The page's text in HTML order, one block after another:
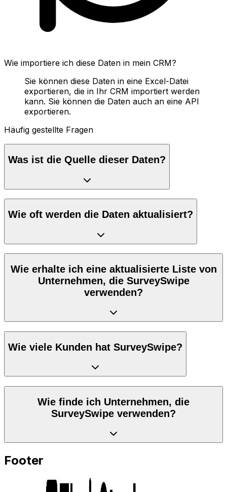
Wie importiere ich diese Daten in mein CRM?
Sie können diese Daten in eine Excel-Datei
exportieren, die in Ihr CRM importiert werden
kann. Sie können die Daten auch an eine API
exportieren.
Häufig gestellte Fragen
Was ist die Quelle dieser Daten?
Wie oft werden die Daten aktualisiert?
Wie erhalte ich eine aktualisierte Liste von
Unternehmen, die SurveySwipe
verwenden?
Wie viele Kunden hat SurveySwipe?
Wie finde ich Unternehmen, die
SurveySwipe verwenden?
Footer